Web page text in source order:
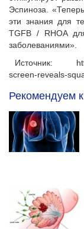
Эспиноза.
эти знания для
TGFB / RHOA
заболеваниями».
Источник:
screen-reveals-
Рекомендуем